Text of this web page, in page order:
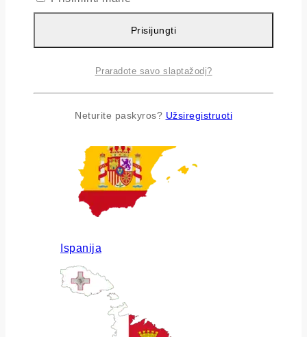
Ispanija
Prisijungti
Praradote savo slaptažodį?
Neturite paskyros? Užsiregistruoti